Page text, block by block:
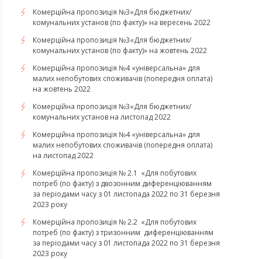
Комерційна пропозиція №3«Для бюджетних/
комунальних установ (по факту)» на вересень 2022
Комерційна пропозиція №3«Для бюджетних/
комунальних установ (по факту)» на жовтень 2022
Комерційна пропозиція №4 «універсальна» для
малих непобутових споживачів (попередня оплата)
на жовтень 2022
Комерційна пропозиція №3«Для бюджетних/
комунальних установ на листопад 2022
Комерційна пропозиція №4 «універсальна» для
малих непобутових споживачів (попередня оплата)
на листопад 2022
Комерційна пропозиція № 2.1 «Для побутових
потреб (по факту) з двозонним диференціюванням
за періодами часу з 01 листопада 2022 по 31 березня
2023 року
Комерційна пропозиція № 2.2 «Для побутових
потреб (по факту) з тризонним диференціюванням
за періодами часу з 01 листопада 2022 по 31 березня
2023 року